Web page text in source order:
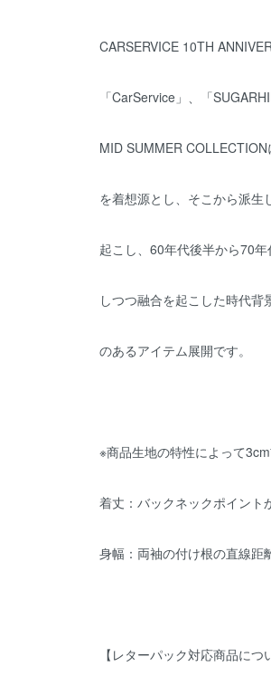
CARSERVICE 10TH
「CarService 」、「
MID SUMMER
を着想源とし、そこから派生
起こし、60年代後半から70
しつつ融合を起こした時代
のあるアイテム展開です。
※商品生地の特性によって
着丈：バックネックポイント
身幅：両袖の付け根の直線距
【レターパック対応商品につ